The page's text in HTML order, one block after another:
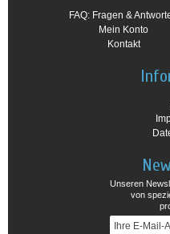
FAQ: Fragen &
Mein Konto
Kontakt
Unseren
von